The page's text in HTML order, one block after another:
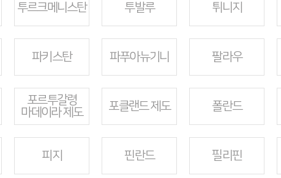
투르크메니스탄 투발루 튀니지
파키스탄 파푸아뉴기니 팔라우
포르투갈령
마데이라 제도
포클랜드 제도 폴란드
피지 핀란드 필리핀